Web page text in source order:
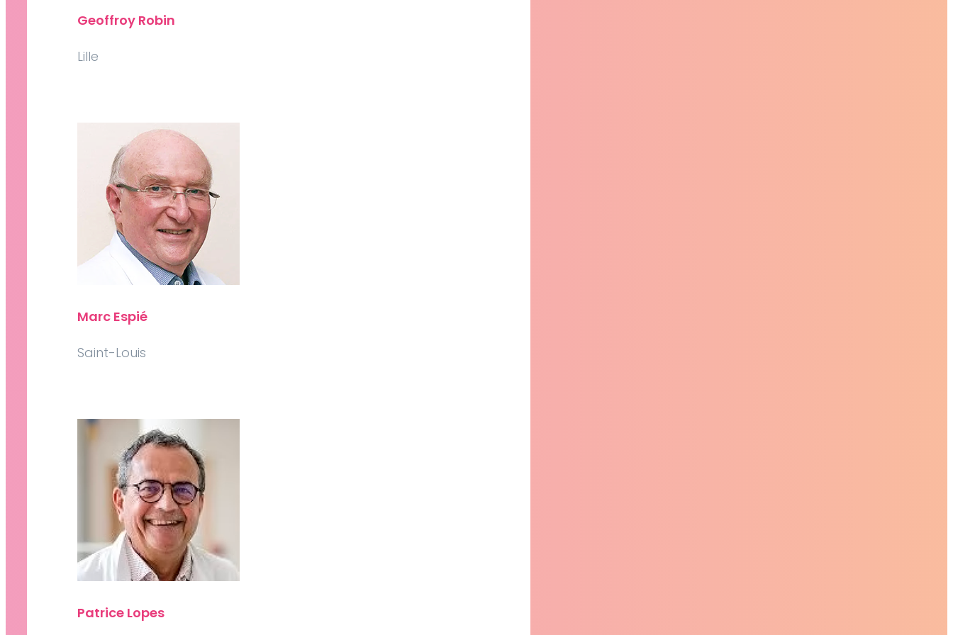
Geoffroy Robin
Lille
Marc Espié
Saint-Louis
Patrice Lopes